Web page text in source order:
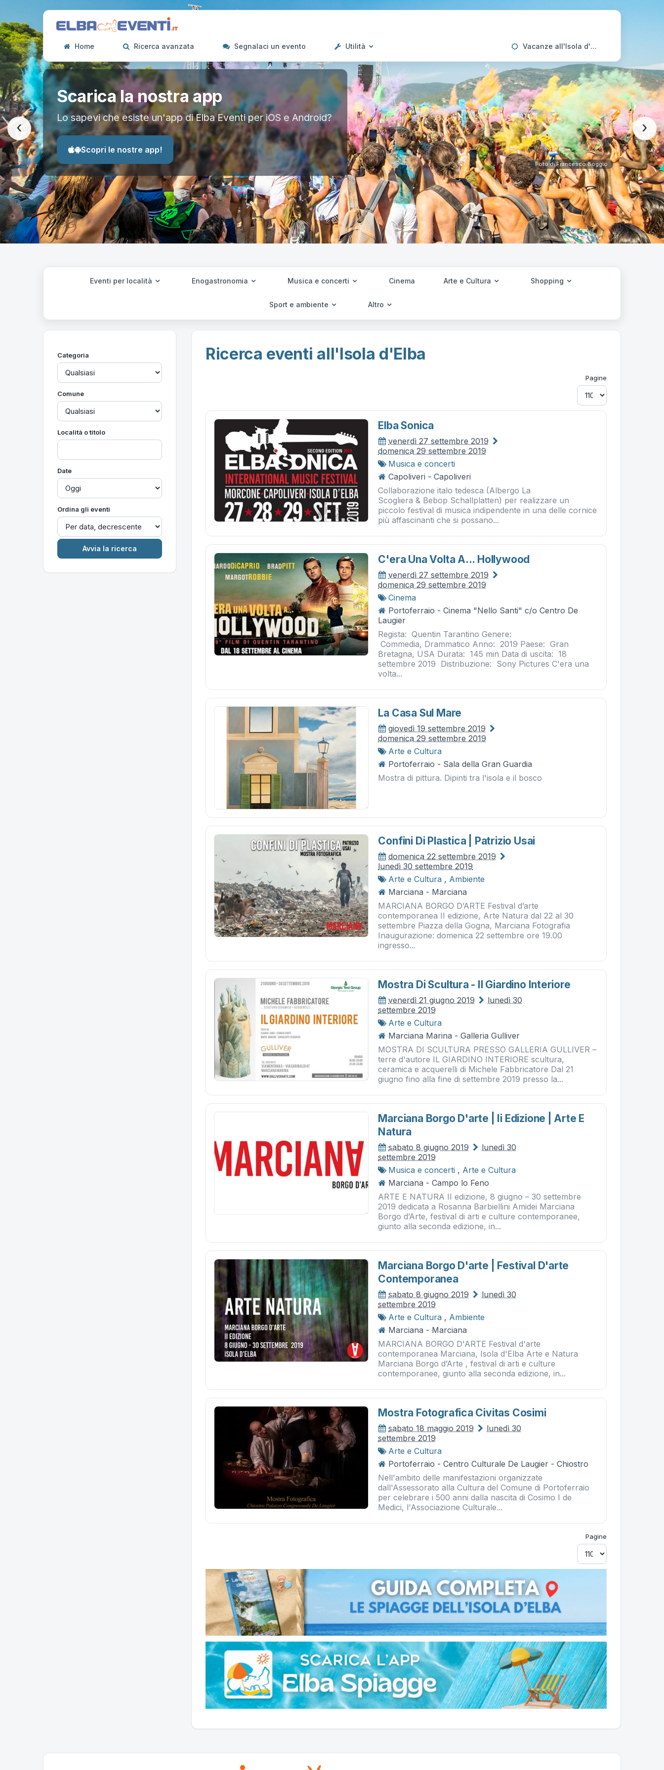
Home Ricerca avanzata Segnalaci un evento Utilità Vacanze all'Isola d'Elba
Scarica la nostra app
Lo sapevi che esiste un'app di Elba Eventi per iOS e Android?
Scopri le nostre app!
Foto di Francesco Boggio
‹ ›
Eventi per località Enogastronomia Musica e concerti Cinema Arte e Cultura Shopping
Sport e ambiente Altro
Categoria
Comune
Località o titolo
Date
Ordina gli eventi
Ricerca eventi all'Isola d'Elba
Pagine
Elba Sonica
venerdì 27 settembre 2019
domenica 29 settembre 2019
Musica e concerti
Capoliveri - Capoliveri
Collaborazione italo tedesca (Albergo La
Scogliera & Bebop Schallplatten) per realizzare un
piccolo festival di musica indipendente in una delle cornice
più affascinanti che si possano...
C'era Una Volta A... Hollywood
venerdì 27 settembre 2019
domenica 29 settembre 2019
Cinema
Portoferraio - Cinema "Nello Santi" c/o Centro De
Laugier
Regista: Quentin Tarantino Genere:
Commedia, Drammatico Anno: 2019 Paese: Gran
Bretagna, USA Durata: 145 min Data di uscita: 18
settembre 2019 ​ Distribuzione: Sony Pictures C'era una
volta...
La Casa Sul Mare
giovedì 19 settembre 2019
domenica 29 settembre 2019
Arte e Cultura
Portoferraio - Sala della Gran Guardia
Mostra di pittura. Dipinti tra l'isola e il bosco
Confini Di Plastica | Patrizio Usai
domenica 22 settembre 2019
lunedì 30 settembre 2019
Arte e Cultura , Ambiente
Marciana - Marciana
MARCIANA BORGO D’ARTE Festival d’arte
contemporanea II edizione, Arte Natura dal 22 al 30
settembre Piazza della Gogna, Marciana Fotografia
Inaugurazione: domenica 22 settembre ore 19.00
ingresso...
Mostra Di Scultura - Il Giardino Interiore
venerdì 21 giugno 2019
lunedì 30
settembre 2019
Arte e Cultura
Marciana Marina - Galleria Gulliver
MOSTRA DI SCULTURA PRESSO GALLERIA GULLIVER –
terre d'autore IL GIARDINO INTERIORE scultura,
ceramica e acquerelli di Michele Fabbricatore Dal 21
giugno fino alla fine di settembre 2019 presso la...
Marciana Borgo D'arte | Ii Edizione | Arte E
Natura
sabato 8 giugno 2019
lunedì 30
settembre 2019
Musica e concerti , Arte e Cultura
Marciana - Campo lo Feno
ARTE E NATURA II edizione, 8 giugno – 30 settembre
2019 dedicata a Rosanna Barbiellini Amidei Marciana
Borgo d’Arte, festival di arti e culture contemporanee,
giunto alla seconda edizione, in...
Marciana Borgo D'arte | Festival D'arte
Contemporanea
sabato 8 giugno 2019
lunedì 30
settembre 2019
Arte e Cultura , Ambiente
Marciana - Marciana
MARCIANA BORGO D'ARTE Festival d'arte
contemporanea Marciana, Isola d'Elba Arte e Natura
Marciana Borgo d’Arte , festival di arti e culture
contemporanee, giunto alla seconda edizione, in...
Mostra Fotografica Civitas Cosimi
sabato 18 maggio 2019
lunedì 30
settembre 2019
Arte e Cultura
Portoferraio - Centro Culturale De Laugier - Chiostro
Nell'ambito delle manifestazioni organizzate
dall'Assessorato alla Cultura del Comune di Portoferraio
per celebrare i 500 anni dalla nascita di Cosimo I de
Medici, l'Associazione Culturale...
Pagine